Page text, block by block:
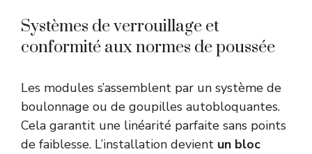
Systèmes de verrouillage et
conformité aux normes de poussée
Les modules s’assemblent par un système de
boulonnage ou de goupilles autobloquantes.
Cela garantit une linéarité parfaite sans points
de faiblesse. L’installation devient un bloc